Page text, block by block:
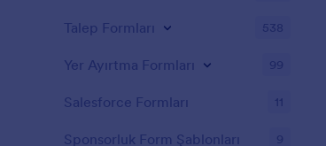
Talep Formları 538
Yer Ayırtma Formları 99
Salesforce Formları 11
Sponsorluk Form Şablonları 9